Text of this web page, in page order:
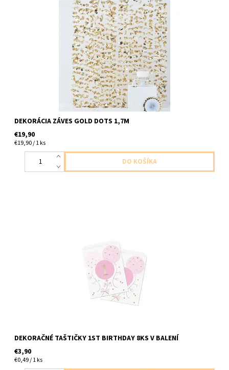
zlatý záves p 1ks v baleni velkost 2m x 1,7m
DEKORÁCIA ZÁVES GOLD DOTS 1,7M
€19,90
€19,90 / 1 ks
DEKORAČNÉ TAŠTIČKY 1ST BIRTHDAY 8KS V BALENÍ
€3,90
€0,49 / 1 ks